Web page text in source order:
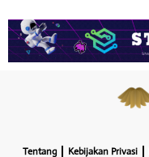
Tentang Kebijakan Privasi